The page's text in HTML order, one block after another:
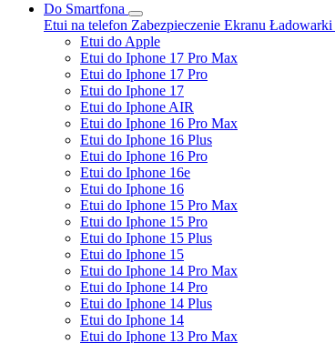
Do Smartfona
Etui na telefon Zabezpieczenie Ekranu Ładowarki
Etui do Apple
Etui do Iphone 17 Pro Max
Etui do Iphone 17 Pro
Etui do Iphone 17
Etui do Iphone AIR
Etui do Iphone 16 Pro Max
Etui do Iphone 16 Plus
Etui do Iphone 16 Pro
Etui do Iphone 16e
Etui do Iphone 16
Etui do Iphone 15 Pro Max
Etui do Iphone 15 Pro
Etui do Iphone 15 Plus
Etui do Iphone 15
Etui do Iphone 14 Pro Max
Etui do Iphone 14 Pro
Etui do Iphone 14 Plus
Etui do Iphone 14
Etui do Iphone 13 Pro Max